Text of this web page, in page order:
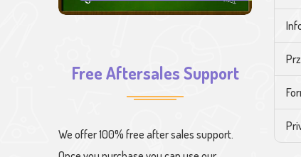
Free Aftersales Support
We offer 100% free after sales support.